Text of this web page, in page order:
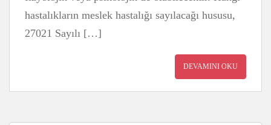
hastalıkların meslek hastalığı sayılacağı hususu,
27021 Sayılı […]
DEVAMINI OKU